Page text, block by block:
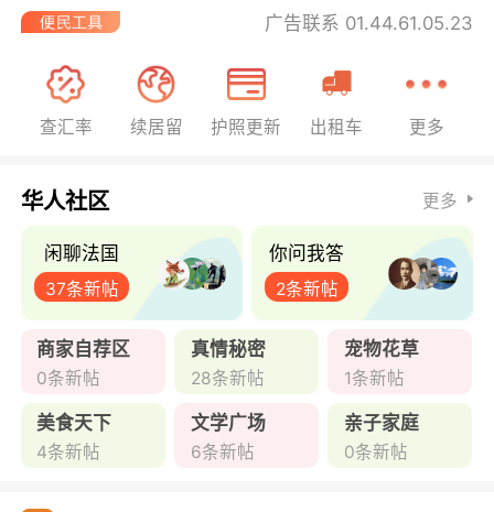
广告联系 01.44.61.05.23
查汇率 续居留 护照更新 出租车 更多
华人社区 更多
闲聊法国
37条新帖
你问我答
2条新帖
商家自荐区
0条新帖
真情秘密
28条新帖
宠物花草
1条新帖
美食天下
4条新帖
文学广场
6条新帖
亲子家庭
0条新帖